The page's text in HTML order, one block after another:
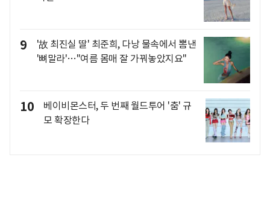
9
'故 최진실 딸' 최준희, 다낭 물속에서 뽐낸
'뼈말라'…"여름 몸매 잘 가꿔놓았지요"
10
베이비몬스터, 두 번째 월드투어 '춤' 규
모 확장한다